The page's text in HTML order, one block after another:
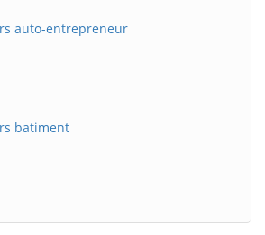
auto-entrepreneur
batiment